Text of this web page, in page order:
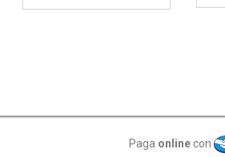
Paga online con